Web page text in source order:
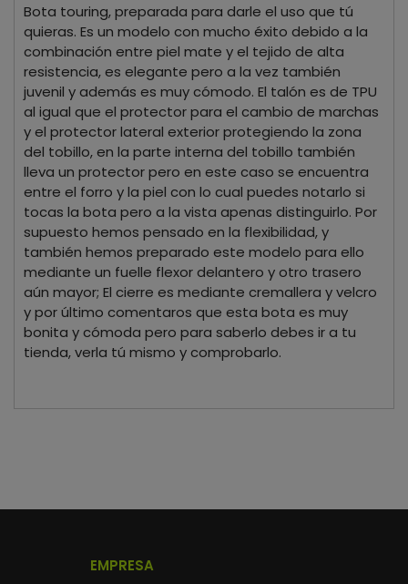
Bota touring, preparada para darle el uso que tú
quieras. Es un modelo con mucho éxito debido a la
combinación entre piel mate y el tejido de alta
resistencia, es elegante pero a la vez también
juvenil y además es muy cómodo. El talón es de TPU
al igual que el protector para el cambio de marchas
y el protector lateral exterior protegiendo la zona
del tobillo, en la parte interna del tobillo también
lleva un protector pero en este caso se encuentra
entre el forro y la piel con lo cual puedes notarlo si
tocas la bota pero a la vista apenas distinguirlo. Por
supuesto hemos pensado en la flexibilidad, y
también hemos preparado este modelo para ello
mediante un fuelle flexor delantero y otro trasero
aún mayor; El cierre es mediante cremallera y velcro
y por último comentaros que esta bota es muy
bonita y cómoda pero para saberlo debes ir a tu
tienda, verla tú mismo y comprobarlo.
EMPRESA